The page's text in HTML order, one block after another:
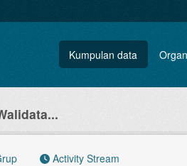
Kumpulan data
Activity Stream